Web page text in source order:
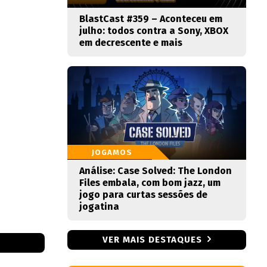
BlastCast #359 – Aconteceu em
julho: todos contra a Sony, XBOX
em decrescente e mais
JOGAMOS
Análise: Case Solved: The London
Files embala, com bom jazz, um
jogo para curtas sessões de
jogatina
VER MAIS DESTAQUES